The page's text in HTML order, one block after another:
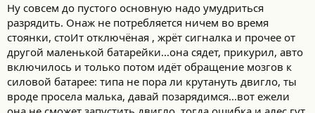
Ну совсем до пустого основную надо умудриться
разрядить. Онаж не потребляется ничем во время
стоянки, стоИт отключёная , жрёт сигналка и прочее от
другой маленькой батарейки...она сядет, прикурил, авто
включилось и только потом идёт обращение мозгов к
силовой батарее: типа не пора ли крутануть двигло, ты
вроде просела малька, давай позарядимся...вот ежели